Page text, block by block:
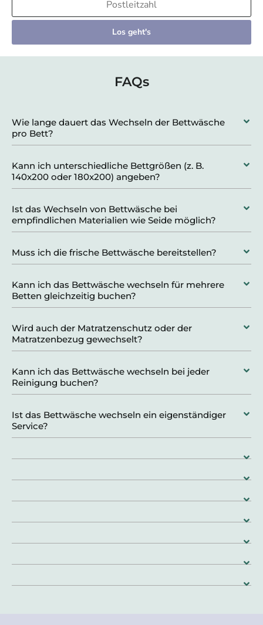
Los geht's
FAQs
Wie lange dauert das Wechseln der Bettwäsche
pro Bett?
Kann ich unterschiedliche Bettgrößen (z. B.
140x200 oder 180x200) angeben?
Ist das Wechseln von Bettwäsche bei
empfindlichen Materialien wie Seide möglich?
Muss ich die frische Bettwäsche bereitstellen?
Kann ich das Bettwäsche wechseln für mehrere
Betten gleichzeitig buchen?
Wird auch der Matratzenschutz oder der
Matratzenbezug gewechselt?
Kann ich das Bettwäsche wechseln bei jeder
Reinigung buchen?
Ist das Bettwäsche wechseln ein eigenständiger
Service?